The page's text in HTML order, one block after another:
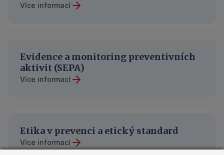
Více informací
Evidence a monitoring preventivních
aktivit (SEPA)
Více informací
Etika v prevenci a etický standard
Více informací